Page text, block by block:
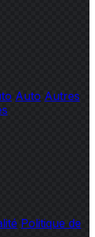
Auto Autres
Politique de